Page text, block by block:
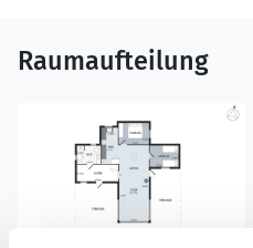
Raumaufteilung